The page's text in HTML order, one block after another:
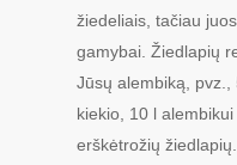
žiedeliais, tačiau
gamybai. Žiedlapių
Jūsų alembiką,
kiekio, 10 l
erškėtrožių